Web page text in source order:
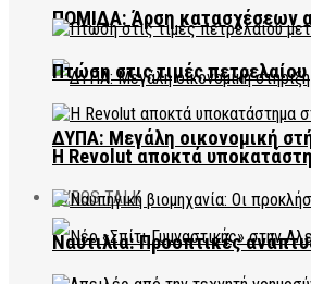
ΠΟΜΙΔΑ: Άρση κατασχέσεων
ΔΥΠΑ: Μεγάλη οικονομική
EVROS TALK
Πτώση στις τιμές πετρελαίου
Η Revolut αποκτά
Ναυτιλία: Προοπτικές